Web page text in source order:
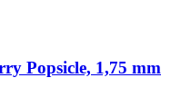
Popsicle, 1,75 mm